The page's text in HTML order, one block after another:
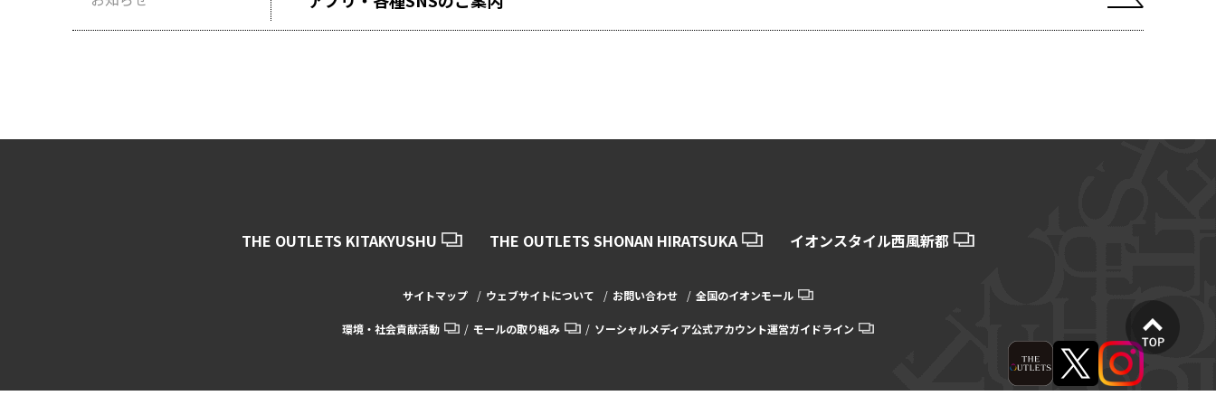
THE OUTLETS KITAKYUSHU THE OUTLETS SHONAN HIRATSUKA イオンスタイル西風新都
サイトマップ ウェブサイトについて お問い合わせ 全国のイオンモール
環境・社会貢献活動 モールの取り組み ソーシャルメディア公式アカウント運営ガイドライン